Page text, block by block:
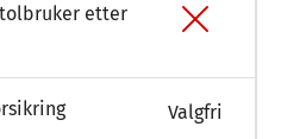
etter
Valgfri